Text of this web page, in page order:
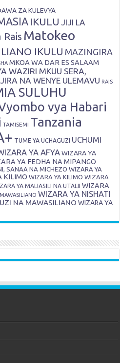
ZA KULEVYA
IKULU JIJI LA
Matokeo
IKULU MAZINGIRA
MKOA WA DAR ES SALAAM
WAZIRI MKUU SERA,
NA WENYE ULEMAVU RAIS
SULUHU
vya Habari
TAMISEMI Tanzania
TUME YA UCHAGUZI UCHUMI
YA AFYA WIZARA YA
YA FEDHA NA MIPANGO
SANAA NA MICHEZO WIZARA YA
KILIMO WIZARA YA KILIMO WIZARA
YA MALIASILI NA UTALII WIZARA
WIZARA YA NISHATI
NA MAWASILIANO WIZARA YA